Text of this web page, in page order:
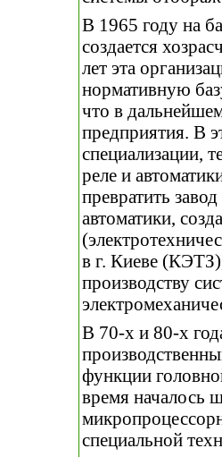
В 1965 году на
создается
лет эта
нормативную
что в
предприятия. В
специализации,
реле и
превратить
автоматики,
в г. Киеве
производству
В 70-х и 80-х
функции
время началось
специальной